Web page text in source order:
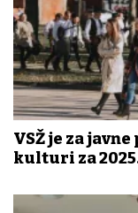
VSŽ je za
kulturi za